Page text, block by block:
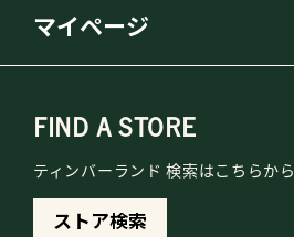
マイページ
FIND A STORE
ティンバーランド 検索はこちらから
ストア検索